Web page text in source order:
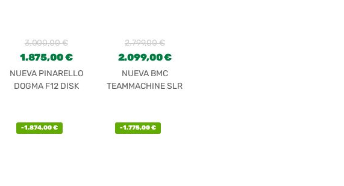
3.000,00€
1.875,00€
NUEVA PINARELLO
DOGMA F12 DISK
2.799,00€
2.099,00€
NUEVA BMC
TEAMMACHINE SLR
-1.874,00€ -1.775,00€